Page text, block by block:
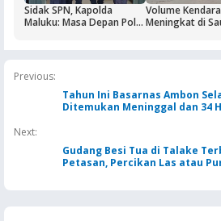
Sidak SPN, Kapolda
Maluku: Masa Depan Polri
Volume
Meningkat di
Previous:
Tahun Ini Basarnas Ambon
Ditemukan Meninggal dan 34
Next:
Gudang Besi Tua di Talake
Petasan, Percikan Las atau